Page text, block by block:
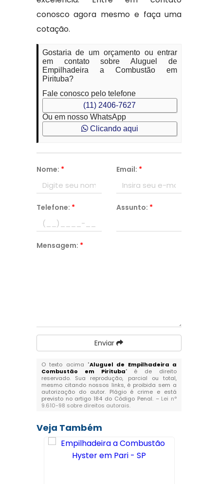
conosco agora mesmo e faça uma
cotação.
Gostaria de um orçamento ou entrar
em contato sobre Aluguel de
Empilhadeira a Combustão em
Pirituba?
Fale conosco pelo telefone
(11) 2406-7627
Ou em nosso WhatsApp
Clicando aqui
Nome: * Email: *
Telefone: * Assunto: *
Mensagem: *
Enviar
O texto acima "Aluguel de Empilhadeira a
Combustão em Pirituba" é de direito
reservado. Sua reprodução, parcial ou total,
mesmo citando nossos links, é proibida sem a
autorização do autor. Plágio é crime e está
previsto no artigo 184 do Código Penal. – Lei n°
9.610-98 sobre direitos autorais.
Veja Também